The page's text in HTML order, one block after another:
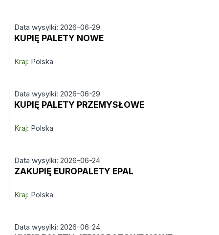
Data wysylki: 2026-06-29
KUPIĘ PALETY NOWE
Kraj: Polska
Data wysylki: 2026-06-29
KUPIĘ PALETY PRZEMYSŁOWE
Kraj: Polska
Data wysylki: 2026-06-24
ZAKUPIĘ EUROPALETY EPAL
Kraj: Polska
Data wysylki: 2026-06-24